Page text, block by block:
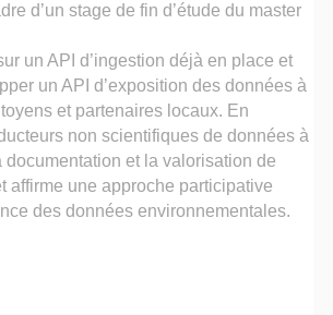
d’un stage de fin d’étude du master
un API d’ingestion déjà en place et
un API d’exposition des données à
et partenaires locaux. En
non scientifiques de données à
documentation et la valorisation de
affirme une approche participative
des données environnementales.